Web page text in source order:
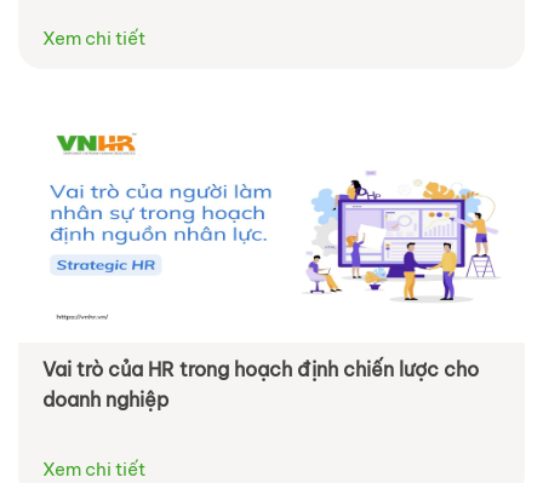
Xem chi tiết
Vai trò của HR trong hoạch định chiến lược cho
doanh nghiệp
Xem chi tiết